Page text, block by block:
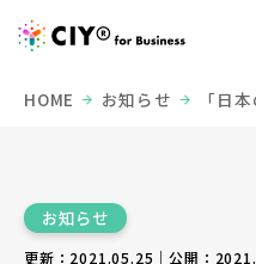
HOME お知らせ
「日
お知らせ
更新：2021.05.25｜公開：